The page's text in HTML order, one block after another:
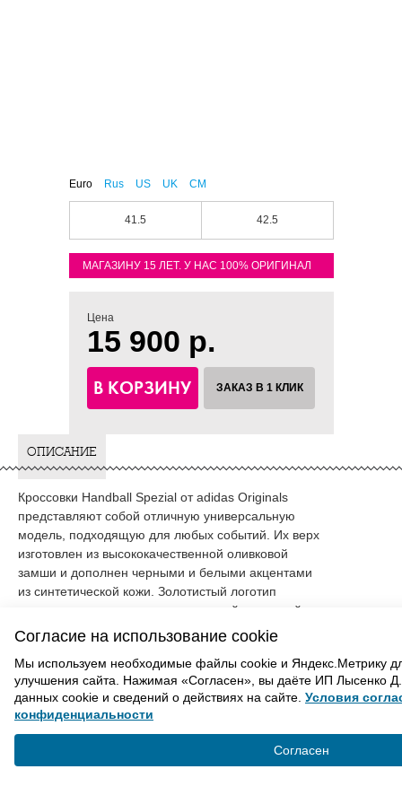
Euro Rus US UK CM
41.5 42.5
МАГАЗИНУ 15 ЛЕТ. У НАС 100% ОРИГИНАЛ
Цена
15 900 р.
В КОРЗИНУ ЗАКАЗ В 1 КЛИК
ОПИСАНИЕ
Кроссовки Handball Spezial от adidas Originals
представляют собой отличную универсальную
модель, подходящую для любых событий. Их верх
изготовлен из высококачественной оливковой
замши и дополнен черными и белыми акцентами
из синтетической кожи. Золотистый логотип
гармонично сочетается с коричневой подошвой,
которая отсылает к корням модели и напоминает
Handball Spezial была разработана для
гандбольных игроков и впервые представлена в
ВАМ ТАКЖЕ МОЖЕТ ПОНРАВИТЬСЯ
Согласие на использование cookie
Мы используем необходимые файлы cookie и Яндекс.Метрику
улучшения сайта. Нажимая «Согласен», вы даёте ИП Лысенко
данных cookie и сведений о действиях на сайте. Условия
конфиденциальности
Согласен